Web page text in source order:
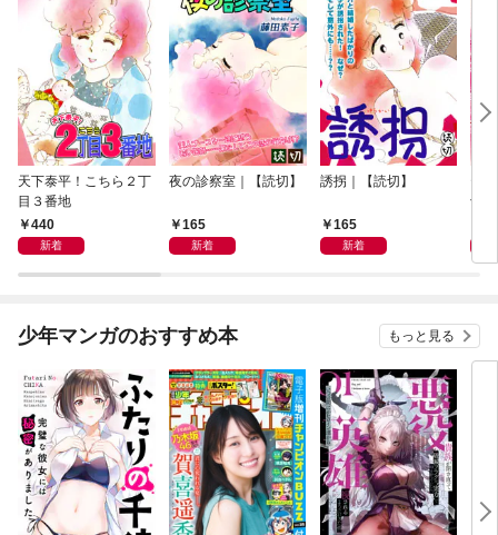
天下泰平！こちら２丁
目３番地
440
新着
夜の診察室｜【読切】
165
新着
誘拐｜【読切】
165
新着
切】
少年マンガのおすすめ本 もっと見る